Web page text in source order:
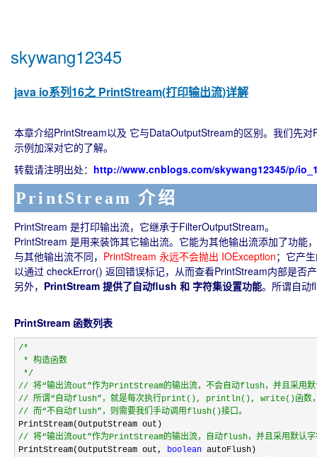
skywang12345
java io系列16之 PrintStream(打印输出流)详解
本章介绍PrintStream以及 它与DataOutputStream的区别。我们先
示例加深对它的了解。
转载请注明出处： http://www.cnblogs.com/skywang12345/p/
PrintStream 介绍
PrintStream 是打印输出流，它继承于FilterOutputStream。
PrintStream 是用来装饰其它输出流。它能为其他输出流添加了功能
与其他输出流不同， PrintStream 永远不会抛出 IOException；它产
以通过 checkError() 返回错误标记，从而查看PrintStream内部是否
另外， PrintStream 提供了自动flush 和 字符集设置功能。所谓自动
PrintStream 函数列表
/*
* 构造函数
*/
//
//
// 而“不自动flush”，则需要我们手动调用flush()接口。
// 将“输出流out”作为PrintStream的输出流，自动flush，并且采用默认字
PrintStream(OutputStream out, boolean